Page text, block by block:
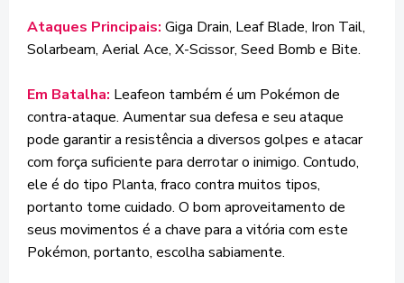
Ataques Principais: Giga Drain, Leaf Blade, Iron Tail,
Solarbeam, Aerial Ace, X-Scissor, Seed Bomb e Bite.
Em Batalha: Leafeon também é um Pokémon de
contra-ataque. Aumentar sua defesa e seu ataque
pode garantir a resistência a diversos golpes e atacar
com força suficiente para derrotar o inimigo. Contudo,
ele é do tipo Planta, fraco contra muitos tipos,
portanto tome cuidado. O bom aproveitamento de
seus movimentos é a chave para a vitória com este
Pokémon, portanto, escolha sabiamente.